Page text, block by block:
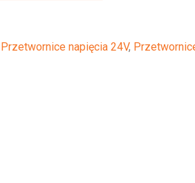
Przetwornice napięcia 24V,